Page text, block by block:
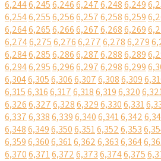
6,2446,2456,2466,2476,2486,249
6,2546,2556,2566,2576,2586,259
6,2646,2656,2666,2676,2686,269
6,2746,2756,2766,2776,2786,279
6,2846,2856,2866,2876,2886,289
6,2946,2956,2966,2976,2986,299
6,3046,3056,3066,3076,3086,309
6,3156,3166,3176,3186,3196,320
6,3266,3276,3286,3296,3306,331
6,3376,3386,3396,3406,3416,342
6,3486,3496,3506,3516,3526,353
6,3596,3606,3616,3626,3636,364
6,3706,3716,3726,3736,3746,375